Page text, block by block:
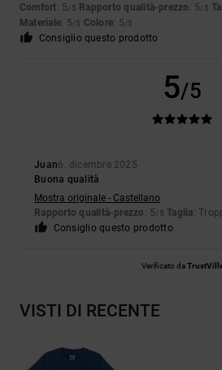
Comfort: 5/5 Rapporto qualità-prezzo : 5/5
Materiale: 5/5 Colore: 5/5
Consiglio questo prodotto
5/5
Juan6. dicembre 2025
Buona qualità
Mostra originale - Castellano
Rapporto qualità-prezzo : 5/5 Taglia:
Consiglio questo prodotto
Verificato da
VISTI DI RECENTE